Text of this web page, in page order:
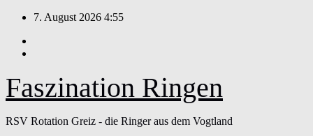
Zum
springen
7. August 2026 4:55
Faszination Ringen
RSV Rotation Greiz - die Ringer aus dem Vogtland